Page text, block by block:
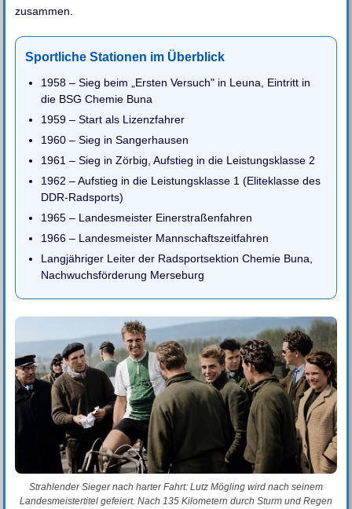
zusammen.
Sportliche Stationen im Überblick
1958 – Sieg beim „Ersten Versuch" in Leuna, Eintritt in
die BSG Chemie Buna
1959 – Start als Lizenzfahrer
1960 – Sieg in Sangerhausen
1961 – Sieg in Zörbig, Aufstieg in die Leistungsklasse 2
1962 – Aufstieg in die Leistungsklasse 1 (Eliteklasse des
DDR-Radsports)
1965 – Landesmeister Einerstraßenfahren
1966 – Landesmeister Mannschaftszeitfahren
Langjähriger Leiter der Radsportsektion Chemie Buna,
Nachwuchsförderung Merseburg
Strahlender Sieger nach harter Fahrt: Lutz Mögling wird nach seinem
Landesmeistertitel gefeiert. Nach 135 Kilometern durch Sturm und Regen